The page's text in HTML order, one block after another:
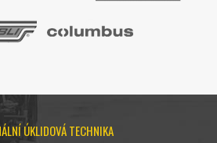
ÚKLIDOVÁ TECHNIKA